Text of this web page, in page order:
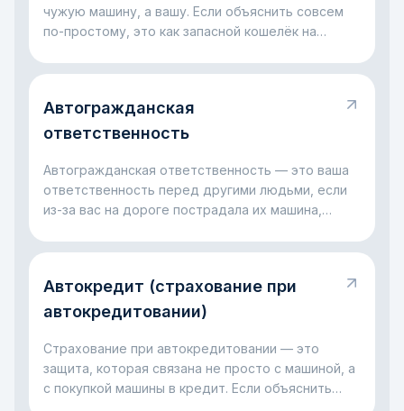
чужую машину, а вашу. Если объяснить совсем
по-простому, это как запасной кошелёк на
разбитое стекло, ущерб на парковке, падение
КАСКО помогает не остаться один на один с
крупными расходами, когда с машиной случилась
Автогражданская
ответственность
Автогражданская ответственность — это ваша
ответственность перед другими людьми, если
из-за вас на дороге пострадала их машина,
это правило на случай, когда ошибка за рулём
простая: такая ответственность нужна, чтобы
пострадавший не оставался без компенсации, а
кармана.
Автокредит (страхование при
автокредитовании)
Страхование при автокредитовании — это
защита, которая связана не просто с машиной, а
с покупкой машины в кредит. Если объяснить